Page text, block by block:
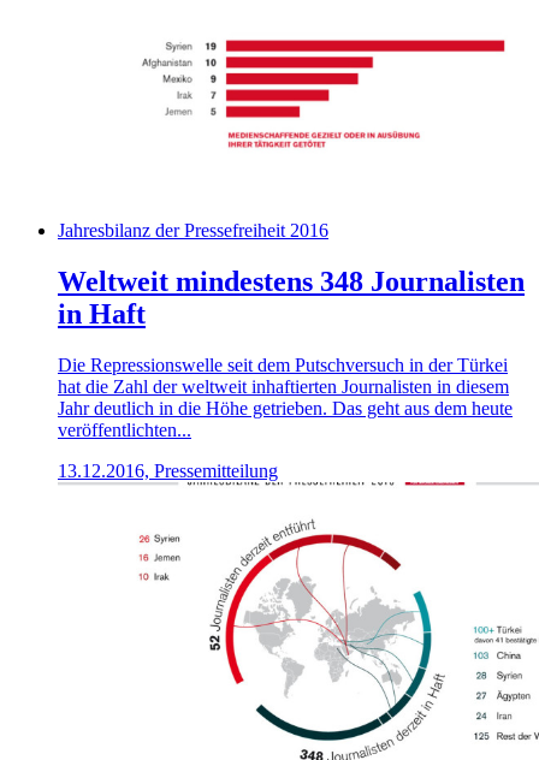
Jahresbilanz der Pressefreiheit 2016
Weltweit mindestens 348 Journalisten
in Haft
Die Repressionswelle seit dem Putschversuch in der Türkei
hat die Zahl der weltweit inhaftierten Journalisten in diesem
Jahr deutlich in die Höhe getrieben. Das geht aus dem heute
veröffentlichten...
13.12.2016, Pressemitteilung